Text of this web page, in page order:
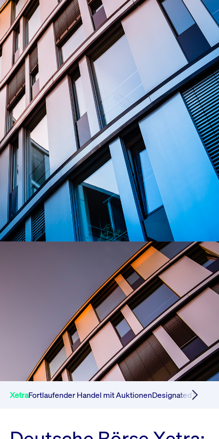
XetraFortlaufender Handel mit AuktionenDesignated